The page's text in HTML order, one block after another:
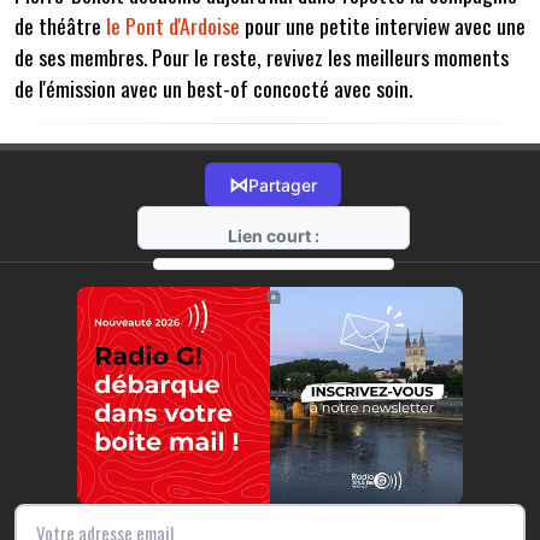
de théâtre le Pont d'Ardoise pour une petite interview avec une
de ses membres. Pour le reste, revivez les meilleurs moments
de l'émission avec un best-of concocté avec soin.
⋈Partager
Lien court :
https://radio-g.fr?7571
⧉